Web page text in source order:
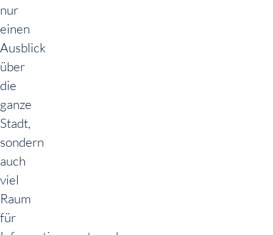
nur
einen
Ausblick
über
die
ganze
Stadt,
sondern
auch
viel
Raum
für